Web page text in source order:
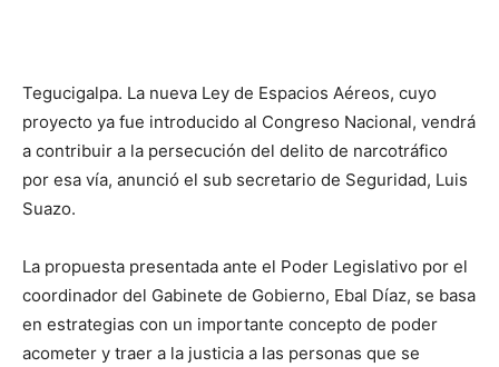
Tegucigalpa. La nueva Ley de Espacios Aéreos, cuyo
proyecto ya fue introducido al Congreso Nacional, vendrá
a contribuir a la persecución del delito de narcotráfico
por esa vía, anunció el sub secretario de Seguridad, Luis
Suazo.
La propuesta presentada ante el Poder Legislativo por el
coordinador del Gabinete de Gobierno, Ebal Díaz, se basa
en estrategias con un importante concepto de poder
acometer y traer a la justicia a las personas que se